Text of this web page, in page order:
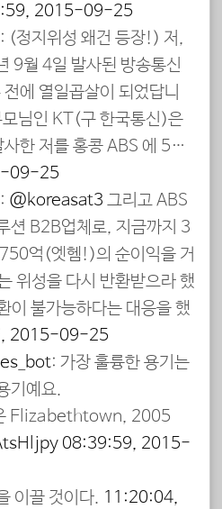
2015-09-25
: (정지위성 왜건 등장!) 저,
9월 4일 발사된 방송통신
에 열일곱살이 되었답니
님인 KT(구 한국통신)은
한 저를 홍콩 ABS 에 5…
09-25
: @koreasat3 그리고 ABS
션 B2B업체로, 지금까지 3
억(엣헴!)의 순이익을 거
위성을 다시 반환받으라 했
이 불가능하다는 대응을 했
2015-09-25
: 가장 훌륭한 용기는
기예요.
Elizabethtown, 2005
08:39:59, 2015-
이끌 것이다. 11:20:04,